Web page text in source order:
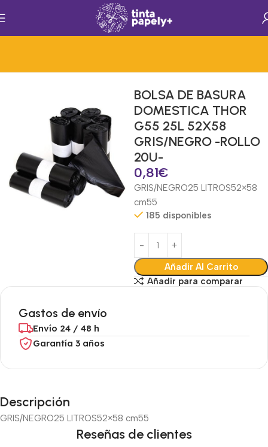
BOLSA DE BASURA
DOMESTICA THOR
G55 25L 52X58
GRIS/NEGRO -ROLLO
20U-
0,81€
GRIS/NEGRO25 LITROS52×58
cm55
185 disponibles
Añadir Al Carrito
Añadir para comparar
Gastos de envío
Envío 24 / 48 h
Garantía 3 años
Descripción
GRIS/NEGRO25 LITROS52×58 cm55
Reseñas de clientes